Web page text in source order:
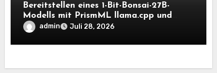
Bereitstellen eines 1-Bit-Bonsai-27B-
Modells mit PrismML llama.cpp und
OpenAI-kompatiblen lokalen Inferenz-
Workflows
admin Juli 28, 2026